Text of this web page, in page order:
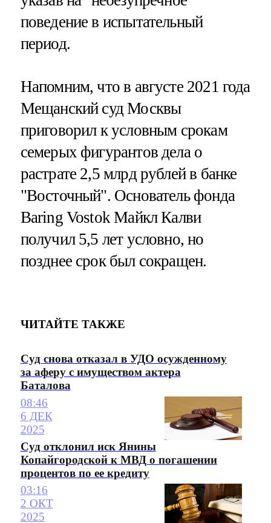
поведение в испытательный
период.
Напомним, что в августе 2021 года
Мещанский суд Москвы
приговорил к условным срокам
семерых фигурантов дела о
растрате 2,5 млрд рублей в банке
"Восточный". Основатель фонда
Baring Vostok Майкл Калви
получил 5,5 лет условно, но
позднее срок был сокращен.
ЧИТАЙТЕ ТАКЖЕ
Суд снова отказал в УДО осужденному
за аферу с имуществом актера
Баталова
08:46
6 ДЕК
2025
Суд отклонил иск Янины
Копайгородской к МВД о погашении
процентов по ее кредиту
03:16
2 ОКТ
2025